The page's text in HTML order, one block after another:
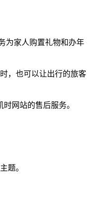
为家人购置礼物和办年
，也可以让出行的旅客
网站的售后服务。
题。